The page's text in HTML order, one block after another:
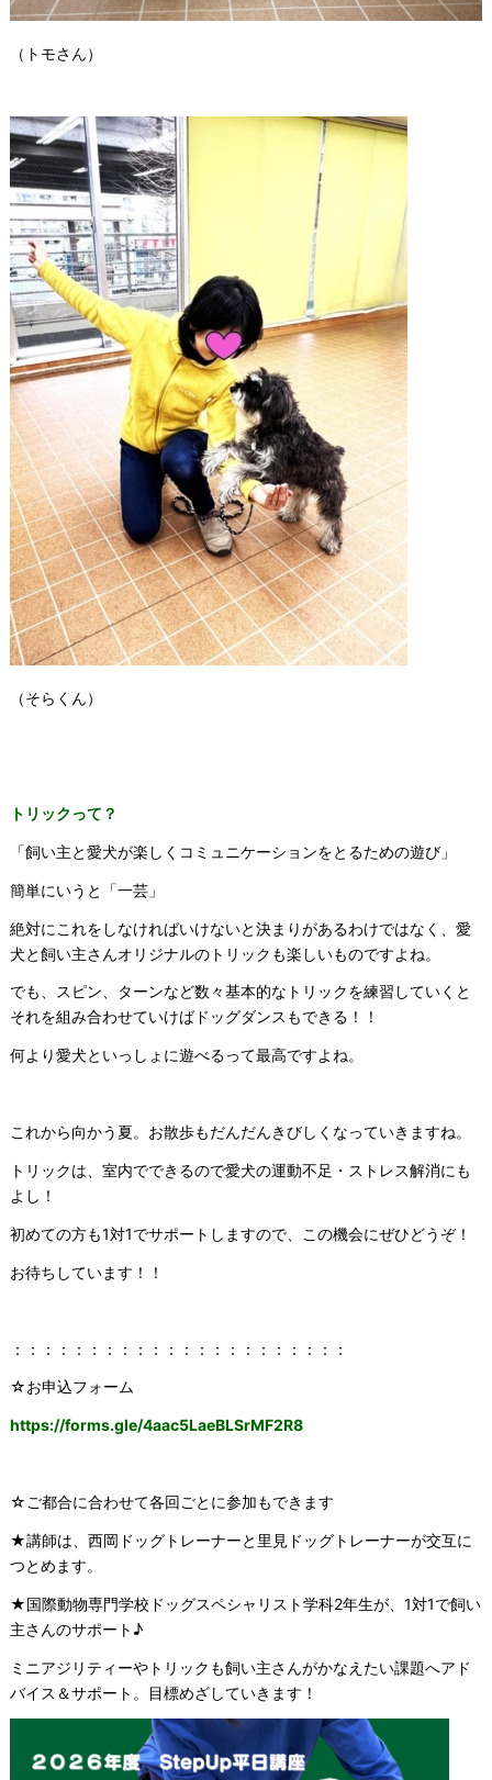
（トモさん）
（そらくん）
トリックって？
「飼い主と愛犬が楽しくコミュニケーションをとるための遊び」
簡単にいうと「一芸」
絶対にこれをしなければいけないと決まりがあるわけではなく、愛
犬と飼い主さんオリジナルのトリックも楽しいものですよね。
でも、スピン、ターンなど数々基本的なトリックを練習していくと
それを組み合わせていけばドッグダンスもできる！！
何より愛犬といっしょに遊べるって最高ですよね。
これから向かう夏。お散歩もだんだんきびしくなっていきますね。
トリックは、室内でできるので愛犬の運動不足・ストレス解消にも
よし！
初めての方も1対1でサポートしますので、この機会にぜひどうぞ！
お待ちしています！！
：：：：：：：：：：：：：：：：：：：：：：
☆お申込フォーム
https://forms.gle/4aac5LaeBLSrMF2R8
☆ご都合に合わせて各回ごとに参加もできます
★講師は、西岡ドッグトレーナーと里見ドッグトレーナーが交互に
つとめます。
★国際動物専門学校ドッグスペシャリスト学科2年生が、1対1で飼い
主さんのサポート♪
ミニアジリティーやトリックも飼い主さんがかなえたい課題へアド
バイス＆サポート。目標めざしていきます！